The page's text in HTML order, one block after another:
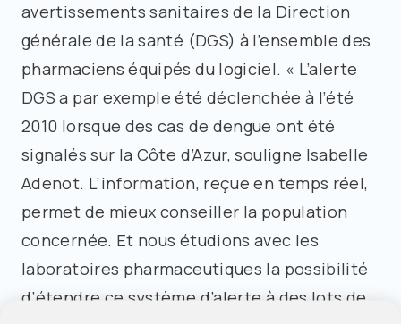
avertissements sanitaires de la Direction
générale de la santé (DGS) à l’ensemble des
pharmaciens équipés du logiciel. « L’alerte
DGS a par exemple été déclenchée à l’été
2010 lorsque des cas de dengue ont été
signalés sur la Côte d’Azur, souligne Isabelle
Adenot. L’information, reçue en temps réel,
permet de mieux conseiller la population
concernée. Et nous étudions avec les
laboratoires pharmaceutiques la possibilité
d’étendre ce système d’alerte à des lots de